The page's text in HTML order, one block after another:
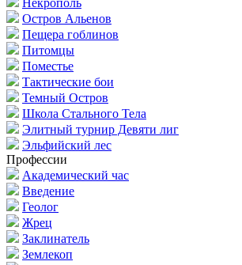
Некрополь
Остров Альенов
Пещера гоблинов
Питомцы
Поместье
Тактические бои
Темный Остров
Школа Стального Тела
Элитный турнир Девяти лиг
Эльфийский лес
Профессии
Академический час
Введение
Геолог
Жрец
Заклинатель
Землекоп